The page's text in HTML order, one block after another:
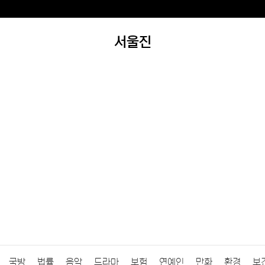
서울진
국방 법률 음악 드라마 보험 연예인 만화 환경 보